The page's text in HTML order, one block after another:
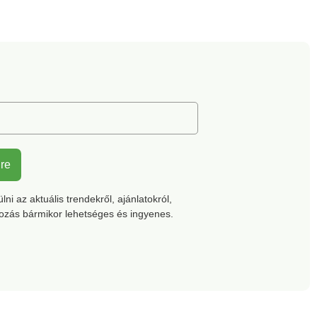
kábelek.
az aktuális trendekről, ajánlatokról,
bármikor lehetséges és ingyenes.